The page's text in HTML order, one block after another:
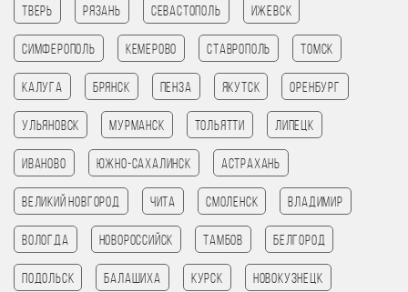
Тверь Рязань Севастополь Ижевск
Симферополь Кемерово Ставрополь Томск
Калуга Брянск Пенза Якутск Оренбург
Ульяновск Мурманск Тольятти Липецк
Иваново Южно-Сахалинск Астрахань
Великий Новгород Чита Смоленск Владимир
Вологда Новороссийск Тамбов Белгород
Подольск Балашиха Курск Новокузнецк